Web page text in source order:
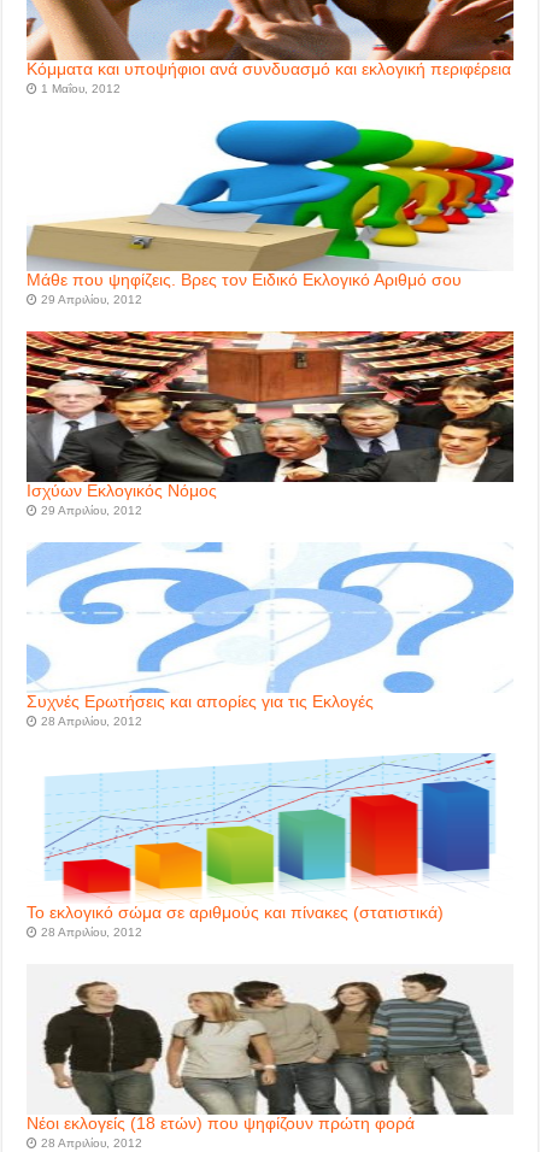
Κόμματα και υποψήφιοι ανά συνδυασμό και εκλογική περιφέρεια
1 Μαΐου, 2012
Μάθε που ψηφίζεις. Βρες τον Ειδικό Εκλογικό Αριθμό σου
29 Απριλίου, 2012
Ισχύων Εκλογικός Νόμος
29 Απριλίου, 2012
Συχνές Ερωτήσεις και απορίες για τις Εκλογές
28 Απριλίου, 2012
Το εκλογικό σώμα σε αριθμούς και πίνακες (στατιστικά)
28 Απριλίου, 2012
Νέοι εκλογείς (18 ετών) που ψηφίζουν πρώτη φορά
28 Απριλίου, 2012